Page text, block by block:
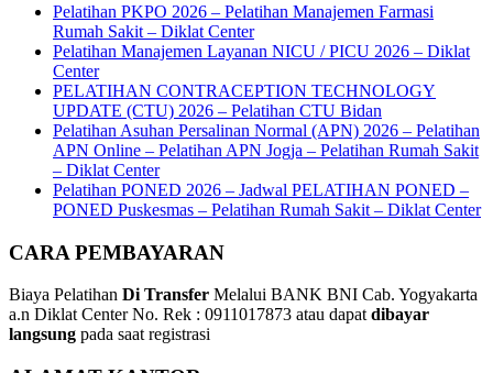
Pelatihan PKPO 2026 – Pelatihan Manajemen Farmasi
Rumah Sakit – Diklat Center
Pelatihan Manajemen Layanan NICU / PICU 2026 – Diklat
Center
PELATIHAN CONTRACEPTION TECHNOLOGY
UPDATE (CTU) 2026 – Pelatihan CTU Bidan
Pelatihan Asuhan Persalinan Normal (APN) 2026 – Pelatihan
APN Online – Pelatihan APN Jogja – Pelatihan Rumah Sakit
– Diklat Center
Pelatihan PONED 2026 – Jadwal PELATIHAN PONED –
PONED Puskesmas – Pelatihan Rumah Sakit – Diklat Center
CARA PEMBAYARAN
Biaya Pelatihan Di Transfer Melalui BANK BNI Cab. Yogyakarta
a.n Diklat Center No. Rek : 0911017873 atau dapat dibayar
langsung pada saat registrasi